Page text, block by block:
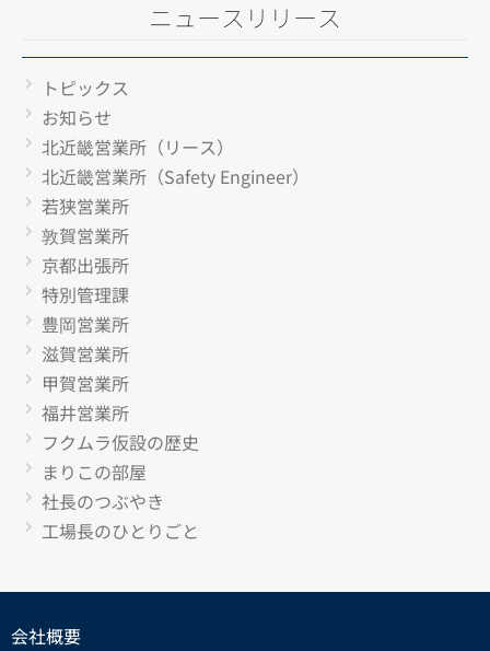
ニュースリリース
トピックス
お知らせ
北近畿営業所（リース）
北近畿営業所（Safety Engineer）
若狭営業所
敦賀営業所
京都出張所
特別管理課
豊岡営業所
滋賀営業所
甲賀営業所
福井営業所
フクムラ仮設の歴史
まりこの部屋
社長のつぶやき
工場長のひとりごと
会社概要